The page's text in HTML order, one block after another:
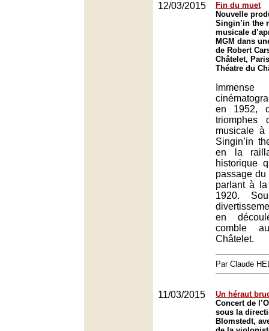
12/03/2015
Fin du muet
Nouvelle
Singin’in the
musicale
MGM dans
de Robert
Châtelet,
Théatre du
en 1952,
triomphes
musicale
Singin’in
en la
historique
passage
parlant à
1920.
en
comble
Châtelet.
Par Claude
11/03/2015
Un héraut
Concert de
sous la
Blomstedt,